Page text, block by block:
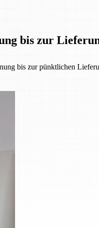
bis zur
bis zur pünktlichen